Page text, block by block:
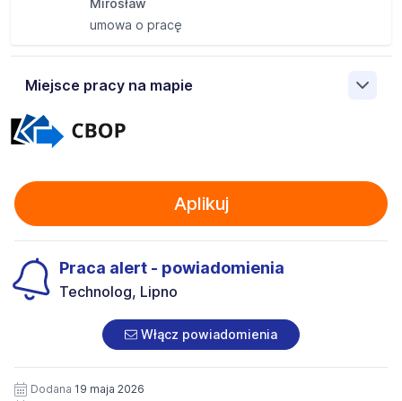
Mirosław
umowa o pracę
Miejsce pracy na mapie
Aplikuj
Praca alert - powiadomienia
Technolog, Lipno
Włącz powiadomienia
Dodana 19 maja 2026